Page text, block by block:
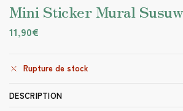
Mini Sticker Mural
11,90€
Rupture de stock
DESCRIPTION